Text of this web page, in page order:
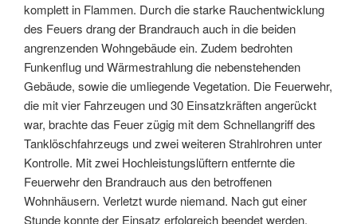
komplett in Flammen. Durch die starke Rauchentwicklung
des Feuers drang der Brandrauch auch in die beiden
angrenzenden Wohngebäude ein. Zudem bedrohten
Funkenflug und Wärmestrahlung die nebenstehenden
Gebäude, sowie die umliegende Vegetation. Die Feuerwehr,
die mit vier Fahrzeugen und 30 Einsatzkräften angerückt
war, brachte das Feuer zügig mit dem Schnellangriff des
Tanklöschfahrzeugs und zwei weiteren Strahlrohren unter
Kontrolle. Mit zwei Hochleistungslüftern entfernte die
Feuerwehr den Brandrauch aus den betroffenen
Wohnhäusern. Verletzt wurde niemand. Nach gut einer
Stunde konnte der Einsatz erfolgreich beendet werden.